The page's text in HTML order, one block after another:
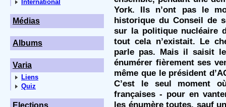
International
Médias
Albums
Varia
Liens
Quiz
Elections
York. Ils n’ont pas le
historique du Conseil de
sur la politique nucléaire
tout cela n’existait. Le
parle pas. Mais il saisit
énumérer fièrement ses
même que le président
C’est le seul moment
françaises - pour en
les énumère toutes, sauf